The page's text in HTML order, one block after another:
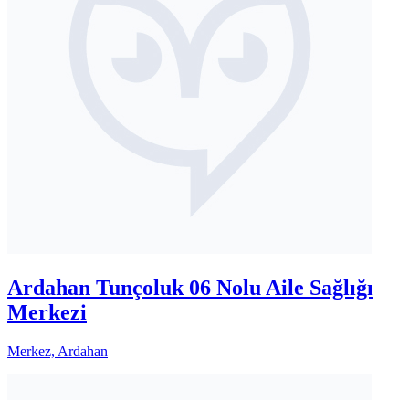
Ardahan Tunçoluk 06 Nolu Aile Sağlığı
Merkezi
Merkez, Ardahan